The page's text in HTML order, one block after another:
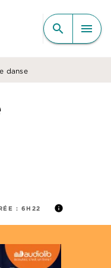
CONTENU
search menu
danse
: 6H22 info